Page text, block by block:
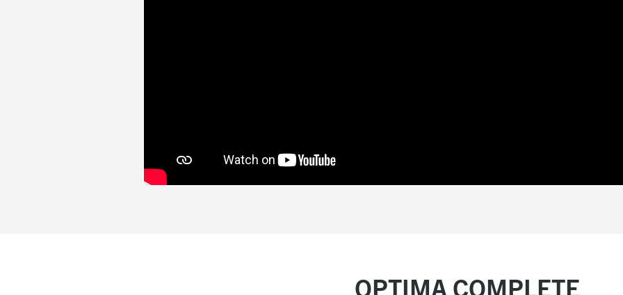
OPTIMA COMPLETE